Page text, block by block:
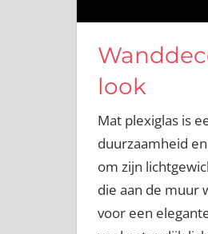
look
Mat plexiglas is
duurzaamheid
om zijn
die aan de muur
voor een